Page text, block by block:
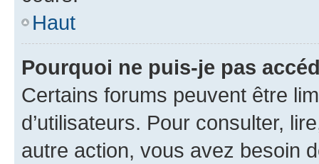
Haut
Pourquoi ne puis-je pas
Certains forums peuvent être
d’utilisateurs. Pour consulter,
autre action, vous avez besoin